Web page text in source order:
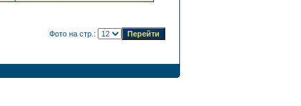
Фото на стр.: